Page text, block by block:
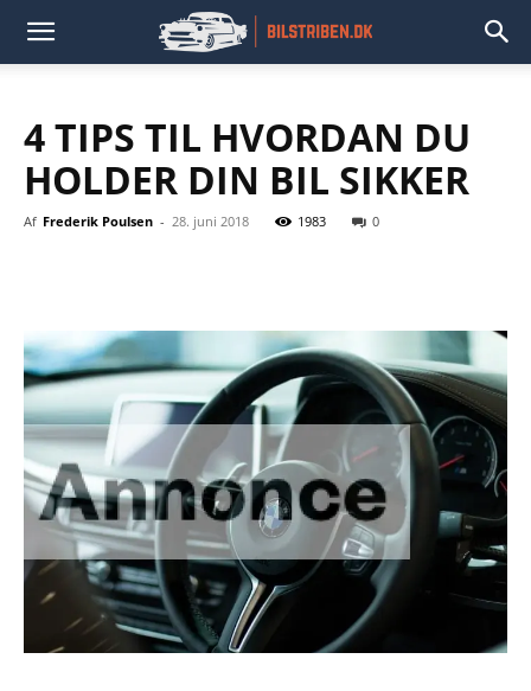
4 TIPS TIL HVORDAN DU
HOLDER DIN BIL SIKKER
Af Frederik Poulsen - 28. juni 2018 1983 0